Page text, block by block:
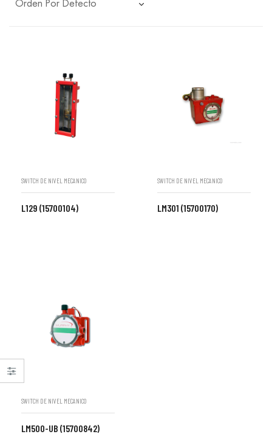
SWITCH DE NIVEL MECANICO
L129 (15700104)
SWITCH DE NIVEL MECANICO
LM301 (15700170)
SWITCH DE NIVEL MECANICO
LM500-UB (15700842)